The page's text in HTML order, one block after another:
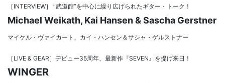
［INTERVIEW］ “武道館”を中心に繰り広げられたギター・トーク！
Michael Weikath, Kai Hansen & Sascha Gerstner
マイケル・ヴァイカート、カイ・ハンセン＆サシャ・ゲルストナー
［LIVE & GEAR］デビュー35周年、最新作『SEVEN』を提げ来日！
WINGER